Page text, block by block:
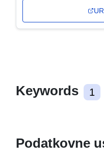
Keywords 1
Podatkovne